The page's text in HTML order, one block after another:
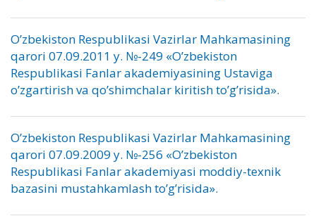
O’zbekiston Respublikasi Vazirlar Mahkamasining
qarori 07.09.2011 y. №-249 «O’zbekiston
Respublikasi Fanlar akademiyasining Ustaviga
o’zgartirish va qo’shimchalar kiritish to’g’risida».
O’zbekiston Respublikasi Vazirlar Mahkamasining
qarori 07.09.2009 y. №-256 «O’zbekiston
Respublikasi Fanlar akademiyasi moddiy-texnik
bazasini mustahkamlash to’g’risida».